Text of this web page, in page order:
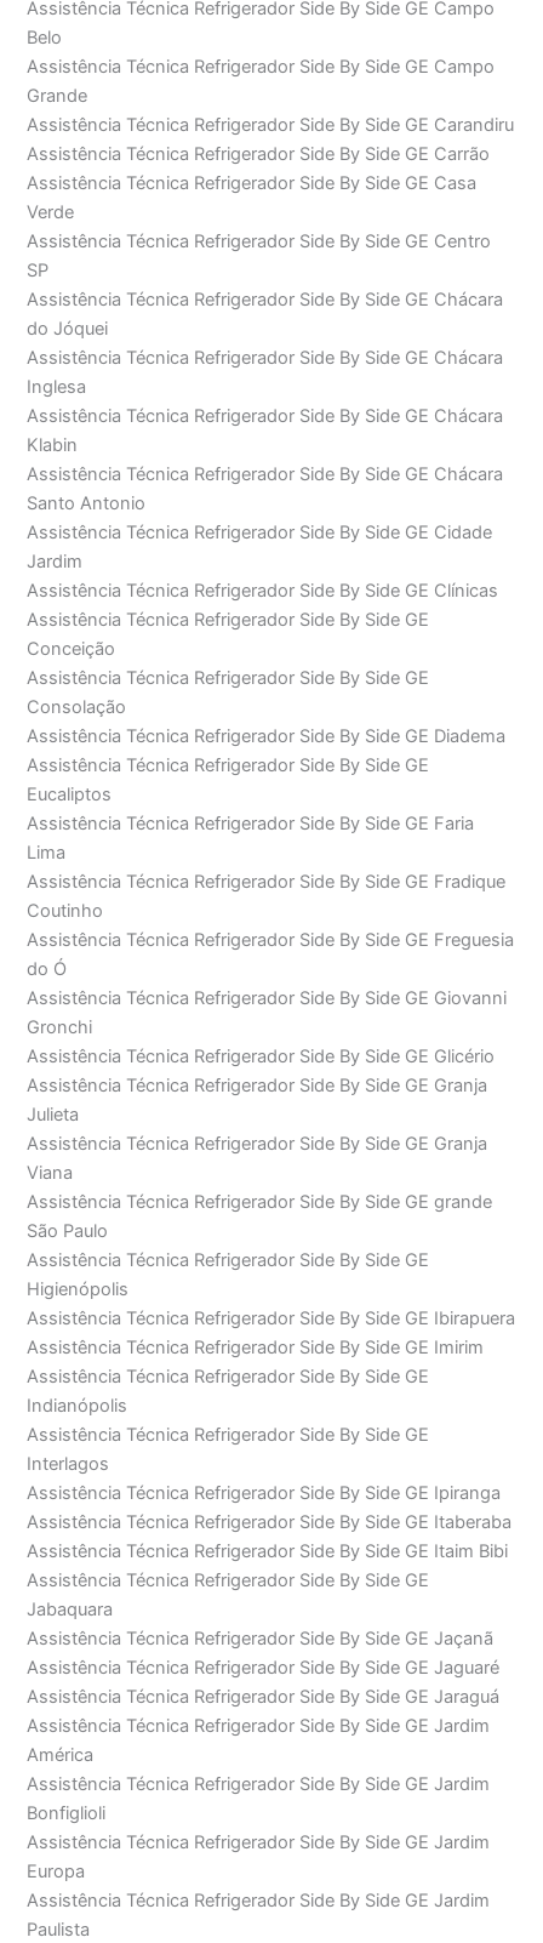
Assistência Técnica Refrigerador Side By Side GE Campo
Belo
Assistência Técnica Refrigerador Side By Side GE Campo
Grande
Assistência Técnica Refrigerador Side By Side GE Carandiru
Assistência Técnica Refrigerador Side By Side GE Carrão
Assistência Técnica Refrigerador Side By Side GE Casa
Verde
Assistência Técnica Refrigerador Side By Side GE Centro
SP
Assistência Técnica Refrigerador Side By Side GE Chácara
do Jóquei
Assistência Técnica Refrigerador Side By Side GE Chácara
Inglesa
Assistência Técnica Refrigerador Side By Side GE Chácara
Klabin
Assistência Técnica Refrigerador Side By Side GE Chácara
Santo Antonio
Assistência Técnica Refrigerador Side By Side GE Cidade
Jardim
Assistência Técnica Refrigerador Side By Side GE Clínicas
Assistência Técnica Refrigerador Side By Side GE
Conceição
Assistência Técnica Refrigerador Side By Side GE
Consolação
Assistência Técnica Refrigerador Side By Side GE Diadema
Assistência Técnica Refrigerador Side By Side GE
Eucaliptos
Assistência Técnica Refrigerador Side By Side GE Faria
Lima
Assistência Técnica Refrigerador Side By Side GE Fradique
Coutinho
Assistência Técnica Refrigerador Side By Side GE Freguesia
do Ó
Assistência Técnica Refrigerador Side By Side GE Giovanni
Gronchi
Assistência Técnica Refrigerador Side By Side GE Glicério
Assistência Técnica Refrigerador Side By Side GE Granja
Julieta
Assistência Técnica Refrigerador Side By Side GE Granja
Viana
Assistência Técnica Refrigerador Side By Side GE grande
São Paulo
Assistência Técnica Refrigerador Side By Side GE
Higienópolis
Assistência Técnica Refrigerador Side By Side GE Ibirapuera
Assistência Técnica Refrigerador Side By Side GE Imirim
Assistência Técnica Refrigerador Side By Side GE
Indianópolis
Assistência Técnica Refrigerador Side By Side GE
Interlagos
Assistência Técnica Refrigerador Side By Side GE Ipiranga
Assistência Técnica Refrigerador Side By Side GE Itaberaba
Assistência Técnica Refrigerador Side By Side GE Itaim Bibi
Assistência Técnica Refrigerador Side By Side GE
Jabaquara
Assistência Técnica Refrigerador Side By Side GE Jaçanã
Assistência Técnica Refrigerador Side By Side GE Jaguaré
Assistência Técnica Refrigerador Side By Side GE Jaraguá
Assistência Técnica Refrigerador Side By Side GE Jardim
América
Assistência Técnica Refrigerador Side By Side GE Jardim
Bonfiglioli
Assistência Técnica Refrigerador Side By Side GE Jardim
Europa
Assistência Técnica Refrigerador Side By Side GE Jardim
Paulista